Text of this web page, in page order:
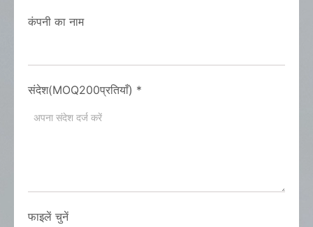
कंपनी का नाम
संदेश(MOQ200प्रतियाँ) *
फाइलें चुनें